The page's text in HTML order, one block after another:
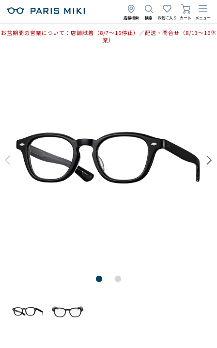
店舗検索 検索 お気に入り カート メニュー
お盆期間の営業について：店舗試着（8/7〜16停止）／配送・問合せ（8/13〜16休
業）
2025年9月4日